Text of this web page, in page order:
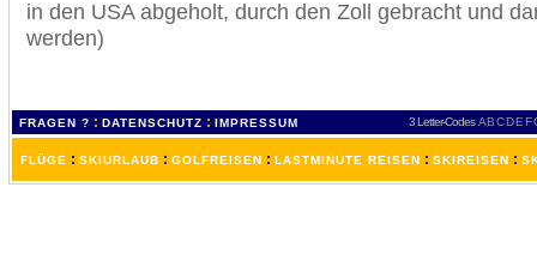
in den USA abgeholt, durch den Zoll gebracht und
werden)
FRAGEN ? : DATENSCHUTZ : IMPRESSUM 3 Letter-Codes ABCDEF
FLÜGE : SKIURLAUB : GOLFREISEN : LASTMINUTE REISEN : SKIREISEN :